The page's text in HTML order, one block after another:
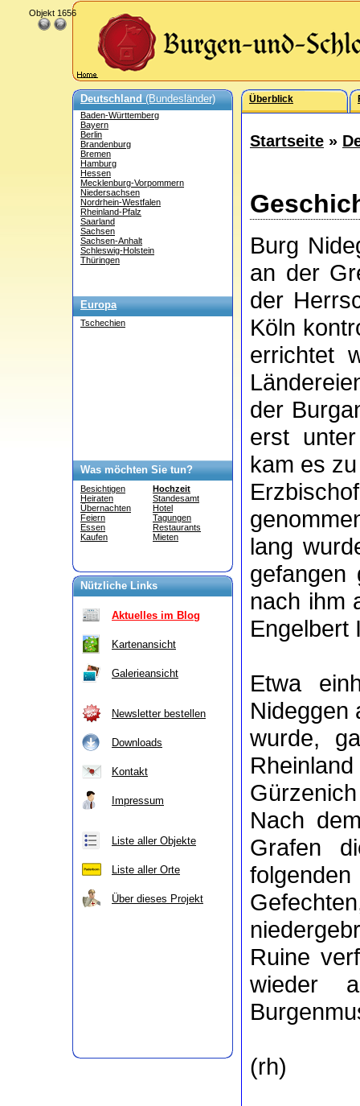
Deutschland(Bundesländer)
Baden-Württemberg
Bayern
Berlin
Brandenburg
Bremen
Hamburg
Hessen
Mecklenburg-Vorpommern
Niedersachsen
Nordrhein-Westfalen
Rheinland-Pfalz
Saarland
Sachsen
Sachsen-Anhalt
Schleswig-Holstein
Thüringen
Europa
Tschechien
Was möchten Sie tun?
Besichtigen
Heiraten
Übernachten
Feiern
Essen
Kaufen
Hochzeit
Standesamt
Hotel
Tagungen
Restaurants
Mieten
Nützliche Links
Aktuelles im Blog
Kartenansicht
Galerieansicht
Newsletter bestellen
Downloads
Kontakt
Impressum
Liste aller Objekte
Liste aller Orte
Über dieses Projekt
Überblick
Startseite »
Burg
an der
der
Köln
errichtet
der
erst
kam es
lang
gefangen
nach ihm
Engelbert
Etwa
Nideggen
wurde,
Nach
Grafen
Ruine
wieder
(rh)
Objekt 1656